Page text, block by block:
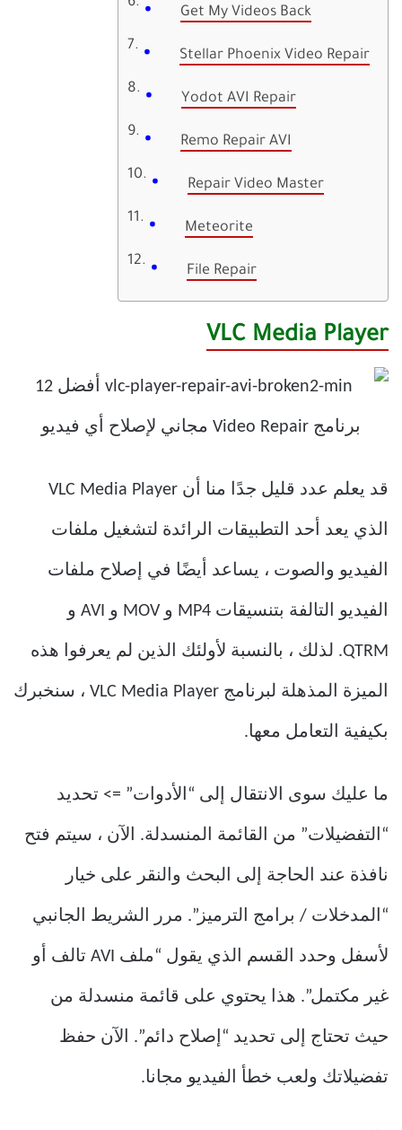
Get My Videos Back
Stellar Phoenix Video Repair
Yodot AVI Repair
Remo Repair AVI
Repair Video Master
Meteorite
File Repair
VLC Media Player
قد يعلم عدد قليل جدًا منا أن VLC Media Player
الذي يعد أحد التطبيقات الرائدة لتشغيل ملفات
الفيديو والصوت ، يساعد أيضًا في إصلاح ملفات
الفيديو التالفة بتنسيقات MP4 و MOV و AVI و
QTRM. لذلك ، بالنسبة لأولئك الذين لم يعرفوا هذه
الميزة المذهلة لبرنامج VLC Media Player ، سنخبرك
بكيفية التعامل معها.
ما عليك سوى الانتقال إلى “الأدوات” => تحديد
“التفضيلات” من القائمة المنسدلة. الآن ، سيتم فتح
نافذة عند الحاجة إلى البحث والنقر على خيار
“المدخلات / برامج الترميز”. مرر الشريط الجانبي
لأسفل وحدد القسم الذي يقول “ملف AVI تالف أو
غير مكتمل”. هذا يحتوي على قائمة منسدلة من
حيث تحتاج إلى تحديد “إصلاح دائم”. الآن حفظ
تفضيلاتك ولعب خطأ الفيديو مجانا.